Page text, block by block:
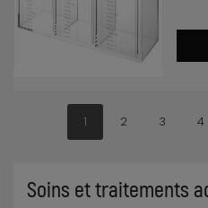
Soins et traitements
1 2 3 4